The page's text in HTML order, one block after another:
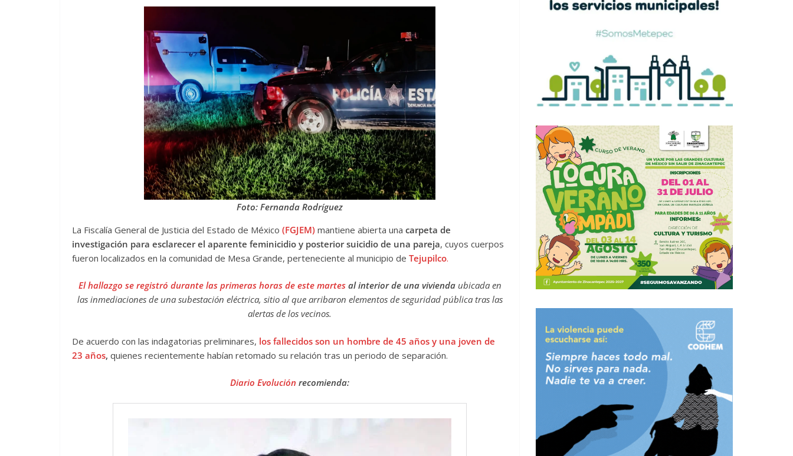
Foto: Fernanda Rodríguez
La Fiscalía General de Justicia del Estado de México (FGJEM) mantiene abierta una carpeta de
investigación para esclarecer el aparente feminicidio y posterior suicidio de una pareja, cuyos cuerpos
fueron localizados en la comunidad de Mesa Grande, perteneciente al municipio de Tejupilco.
El hallazgo se registró durante las primeras horas de este martes al interior de una viviendaubicada en
las inmediaciones de una subestación eléctrica, sitio al que arribaron elementos de seguridad pública tras las
alertas de los vecinos.
De acuerdo con las indagatorias preliminares, los fallecidos son un hombre de 45 años y una joven de
23 años, quienes recientemente habían retomado su relación tras un periodo de separación.
Diario Evolución recomienda: